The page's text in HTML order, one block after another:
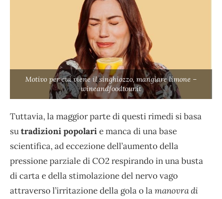
Motivo per cui viene il singhiozzo, mangiare limone –
wineandfoodtour.it
Tuttavia, la maggior parte di questi rimedi si basa
sutradizioni popolarie manca di una base
scientifica, ad eccezione dell’aumento della
pressione parziale di CO2 respirando in una busta
di carta e della stimolazione del nervo vago
attraverso l’irritazione della gola o lamanovra di